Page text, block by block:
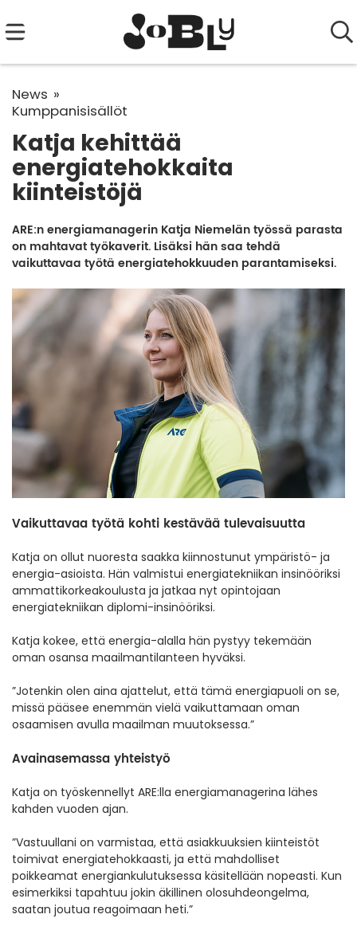
News
Kumppanisisällöt
Katja kehittää
energiatehokkaita
kiinteistöjä
ARE:n energiamanagerin Katja Niemelän työssä parasta
on mahtavat työkaverit. Lisäksi hän saa tehdä
vaikuttavaa työtä energiatehokkuuden parantamiseksi.
Vaikuttavaa työtä kohti kestävää tulevaisuutta
Katja on ollut nuoresta saakka kiinnostunut ympäristö- ja
energia-asioista. Hän valmistui energiatekniikan insinööriksi
ammattikorkeakoulusta ja jatkaa nyt opintojaan
energiatekniikan diplomi-insinööriksi.
Katja kokee, että energia-alalla hän pystyy tekemään
oman osansa maailmantilanteen hyväksi.
”Jotenkin olen aina ajattelut, että tämä energiapuoli on se,
missä pääsee enemmän vielä vaikuttamaan oman
osaamisen avulla maailman muutoksessa.”
Avainasemassa yhteistyö
Katja on työskennellyt ARE:lla energiamanagerina lähes
kahden vuoden ajan.
”Vastuullani on varmistaa, että asiakkuuksien kiinteistöt
toimivat energiatehokkaasti, ja että mahdolliset
poikkeamat energiankulutuksessa käsitellään nopeasti. Kun
esimerkiksi tapahtuu jokin äkillinen olosuhdeongelma,
saatan joutua reagoimaan heti.”